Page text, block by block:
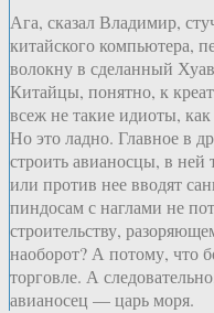
Ага, сказал Владимир,
китайского компьютера,
волокну в сделанный
Китайцы, понятно, к
всеж не такие идиоты,
Но это ладно. Главное в
строить авианосцы, в ней
или против нее вводят
пиндосам с наглами не
строительству,
наоборот? А потому, что
торговле. А
авианосец — царь моря.